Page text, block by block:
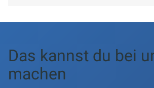
Das kannst du bei
machen